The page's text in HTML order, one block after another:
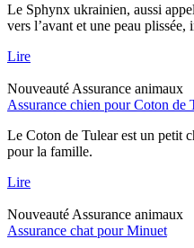
Le Sphynx ukrainien, aussi
vers l’avant et une peau plissée,
Lire
Nouveauté Assurance animaux
Assurance chien pour Coton de
Le Coton de Tulear est un petit
pour la famille.
Lire
Nouveauté Assurance animaux
Assurance chat pour Minuet